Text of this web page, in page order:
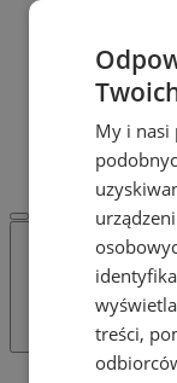
REKLAMA
My i nasi
treści,